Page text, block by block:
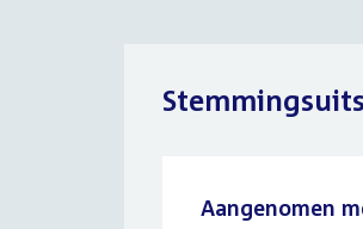
Aangenomen